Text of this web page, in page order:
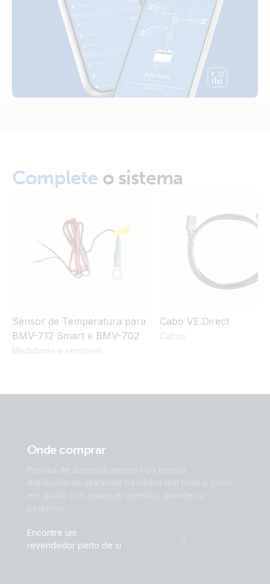
SLD - Parallel MultiPlus-II with gen - off-grid
Van-Motorhome Drawing 3 monitoring setups MultiPlus
3kVA 12V 230V 50Hz 3x100Ah Li SuperPack NG
Van-Motorhome Manual & Drawing 3 monitoring setups
VE.Direct drawing with IP43 Smart Charger 12/50-1 Inverter
800W 2x150Ah Li-NG smallBMS-NG Cyrix Li charge SBP
VE.Direct drawing with IP43 Smart Charger 12/50-3 Inverter
800W 4x125Ah SC-AGM MPPT 100/30 Argofet Isolator
BMV-712 Bow thruster
VE.Direct drawing with Smart IP43 Charger 12/50-1 Inverter
Victron Van - Automotive - Alternator (ds)
Complete o sistema
Sensor de Temperatura para
BMV-712 Smart e BMV-702
Medidores e sensores
Cabo VE.Direct
Cabos
Onde comprar
Precisa de aconselhamento? Os nossos
distribuidores altamente treinados têm todo o gosto
em ajudar com qualquer questão, grande ou
pequena.
Encontre um
revendedor perto de si